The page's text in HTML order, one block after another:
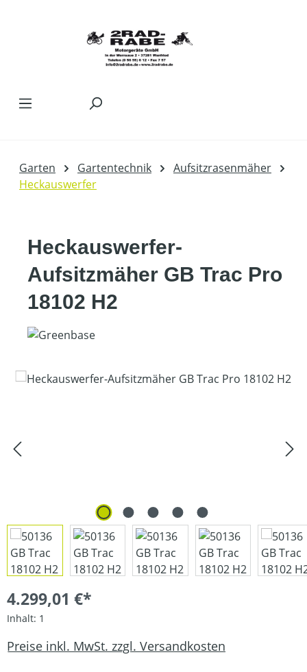
Garten Gartentechnik
Aufsitzrasenmäher
Heckauswerfer
Heckauswerfer-
Aufsitzmäher GB Trac Pro
18102 H2
Bildergalerie überspringen
4.299,01 €*
Inhalt: 1
Preise inkl. MwSt. zzgl. Versandkosten